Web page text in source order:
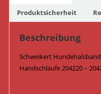
Schwarz
Menge
Produktsicherheit
Beschreibung
Schweikert
Handschlaufe 204220 –